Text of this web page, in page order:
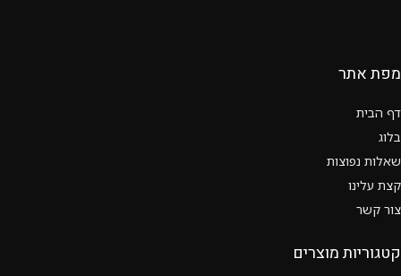
מפת אתר
דף הבית
בלוג
שאלות נפוצות
קצת עלינו
צור קשר
קטגוריות מוצרים